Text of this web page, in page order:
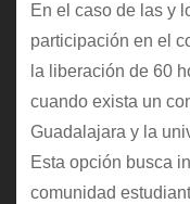
En el caso de las y
participación en el
la liberación de 60
cuando exista un
Guadalajara y la
Esta opción busca
comunidad